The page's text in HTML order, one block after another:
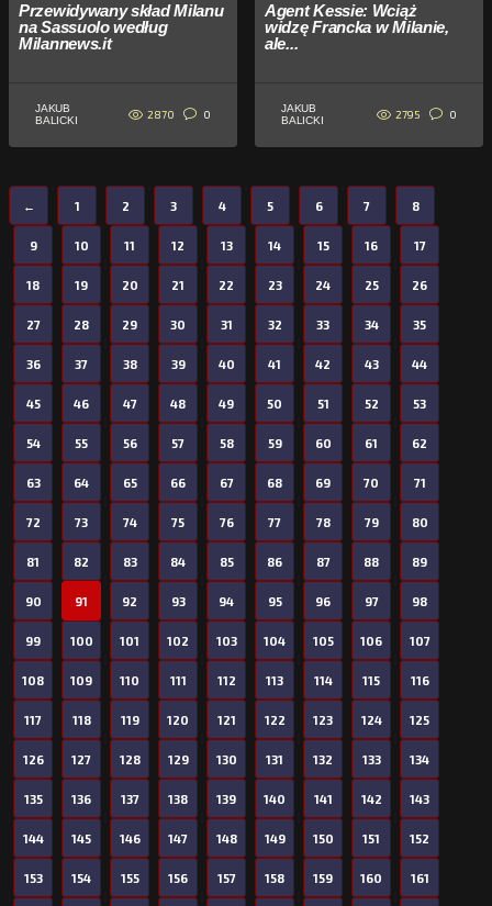
Przewidywany skład Milanu
na Sassuolo według
Milannews.it
JAKUB
BALICKI
2870 0
Agent Kessie: Wciąż
widzę Francka w Milanie,
ale...
JAKUB
BALICKI
2795 0
← 1 2 3 4 5 6 7 8
9 10 11 12 13 14 15 16 17
18 19 20 21 22 23 24 25 26
27 28 29 30 31 32 33 34 35
36 37 38 39 40 41 42 43 44
45 46 47 48 49 50 51 52 53
54 55 56 57 58 59 60 61 62
63 64 65 66 67 68 69 70 71
72 73 74 75 76 77 78 79 80
81 82 83 84 85 86 87 88 89
90 91 92 93 94 95 96 97 98
99 100 101 102 103 104 105 106 107
108 109 110 111 112 113 114 115 116
117 118 119 120 121 122 123 124 125
126 127 128 129 130 131 132 133 134
135 136 137 138 139 140 141 142 143
144 145 146 147 148 149 150 151 152
153 154 155 156 157 158 159 160 161